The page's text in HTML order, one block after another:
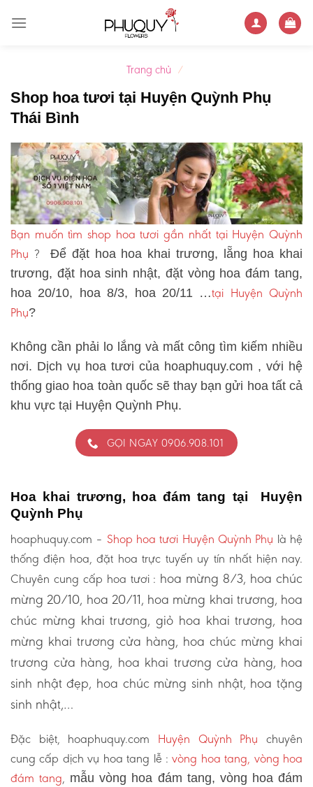
Trang chủ /
Shop hoa tươi tại Huyện Quỳnh Phụ
Thái Bình
Bạn muốn tìm shop hoa tươi gần nhất tại Huyện Quỳnh
Phụ ?Để đặt hoa hoa khai trương, lẵng hoa khai
trương, đặt hoa sinh nhật, đặt vòng hoa đám tang,
hoa 20/10, hoa 8/3, hoa 20/11 …tại Huyện Quỳnh
Phụ?
Không cần phải lo lắng và mất công tìm kiếm nhiều
nơi. Dịch vụ hoa tươi của hoaphuquy.com , với hệ
thống giao hoa toàn quốc sẽ thay bạn gửi hoa tất cả
khu vực tại Huyện Quỳnh Phụ.
GỌI NGAY 0906.908.101
Hoa khai trương, hoa đám tang tại Huyện
Quỳnh Phụ
hoaphuquy.com – Shop hoa tươi Huyện Quỳnh Phụ là hệ
thống điện hoa, đặt hoa trực tuyến uy tín nhất hiện nay.
Chuyên cung cấp hoa tươi : hoa mừng 8/3, hoa chúc
mừng 20/10, hoa 20/11, hoa mừng khai trương, hoa
chúc mừng khai trương, giỏ hoa khai trương, hoa
mừng khai trương cửa hàng, hoa chúc mừng khai
trương cửa hàng, hoa khai trương cửa hàng, hoa
sinh nhật đẹp, hoa chúc mừng sinh nhật, hoa tặng
sinh nhật,…
Đặc biệt, hoaphuquy.com Huyện Quỳnh Phụ chuyên
cung cấp dịch vụ hoa tang lễ :vòng hoa tang, vòng hoa
đám tang, mẫu vòng hoa đám tang, vòng hoa đám